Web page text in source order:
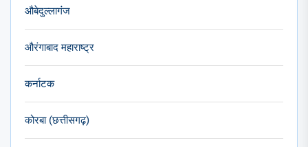
औबेदुल्लागंज
औरंगाबाद महाराष्ट्र
कर्नाटक
कोरबा (छत्तीसगढ़)